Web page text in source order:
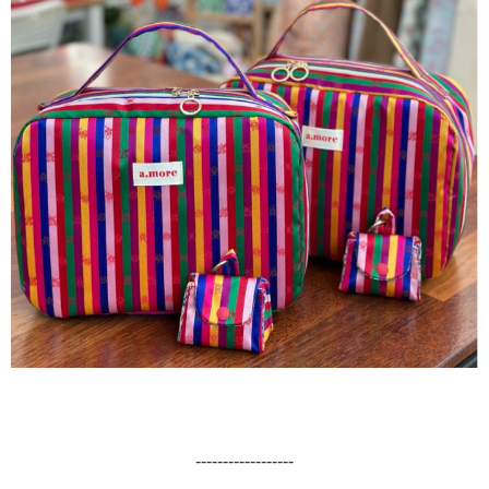
------------------